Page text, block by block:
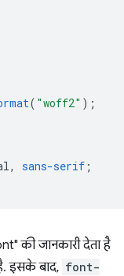
( "woff2" );
, sans-serif ;
की जानकारी देता है
इसके बाद, font-